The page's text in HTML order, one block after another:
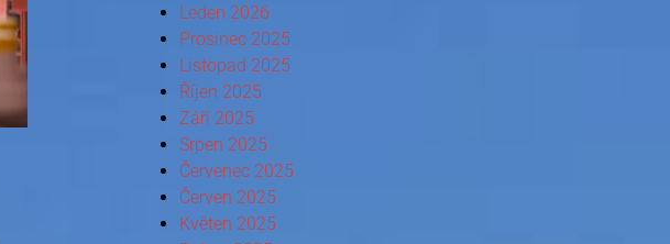
Leden 2026
Prosinec 2025
Listopad 2025
Říjen 2025
Září 2025
Srpen 2025
Červenec 2025
Červen 2025
Květen 2025